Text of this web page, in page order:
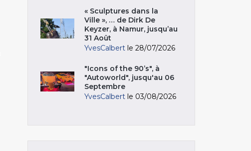
« Sculptures dans la
Ville », … de Dirk De
Keyzer, à Namur, jusqu’au
31 Août
YvesCalbert le 28/07/2026
"Icons of the 90’s", à
"Autoworld", jusqu'au 06
Septembre
YvesCalbert le 03/08/2026